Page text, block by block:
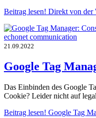
Beitrag lesen! Direkt von der
21.09.2022
Google Tag
Das Einbinden des Google
Cookie? Leider nicht auf
Beitrag lesen! Google Tag